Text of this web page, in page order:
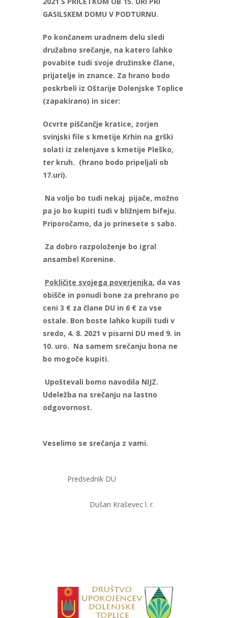
GASILSKEM DOMU V PODTURNU.
Po končanem uradnem delu sledi
družabno srečanje, na katero lahko
povabite tudi svoje družinske člane,
prijatelje in znance. Za hrano bodo
poskrbeli iz Oštarije Dolenjske Toplice
(zapakirano) in sicer:
Ocvrte piščančje kratice, zorjen
svinjski file s kmetije Krhin na grški
solati iz zelenjave s kmetije Pleško,
ter kruh. (hrano bodo pripeljali ob
17.uri).
Na voljo bo tudi nekaj pijače, možno
pa jo bo kupiti tudi v bližnjem bifeju.
Priporočamo, da jo prinesete s sabo.
Za dobro razpoloženje bo igral
ansambel Korenine.
Pokličite svojega poverjenika, da vas
obišče in ponudi bone za prehrano po
ceni 3 € za člane DU in 6 € za vse
ostale. Bon boste lahko kupili tudi v
sredo, 4. 8. 2021 v pisarni DU med 9. in
10. uro. Na samem srečanju bona ne
bo mogoče kupiti.
Upoštevali bomo navodila NIJZ.
Udeležba na srečanju na lastno
odgovornost.
Veselimo se srečanja z vami.
Predsednik DU
Dušan Kraševec l. r.